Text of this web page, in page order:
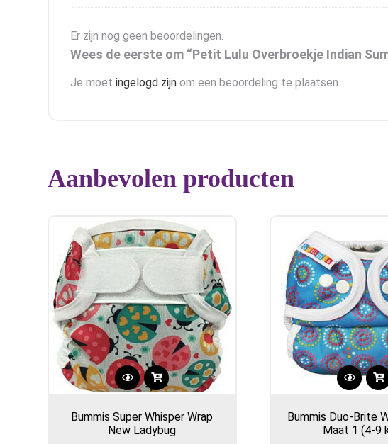
Er zijn nog geen beoordelingen.
Wees de eerste om “Petit Lulu Overbroekje Indian
Je moet ingelogd zijn om een beoordeling te plaatsen.
Aanbevolen producten
Bummis Super Whisper Wrap
New Ladybug
Bummis Duo-Brite
Maat 1 (4-9